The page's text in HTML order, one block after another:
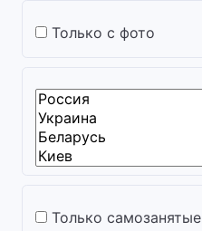
Только с фото
Только самозанятые